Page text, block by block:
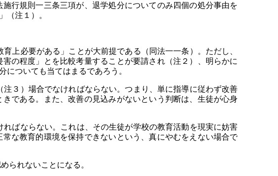
行規則一三条三項が、退学処分についてのみ四個の処分事由を
（注１）。
上必要がある」ことが大前提である（同法一一条）。ただし、
の程度」とを比較考量することが要請され（注２）、明らかに
ついても当てはまるであろう。
３）場合でなければならない。つまり、単に指導に従わず改善
である。また、改善の見込みがないという判断は、生徒が心身
ばならない。これは、その生徒が学校の教育活動を現実に妨害
な教育的環境を保持できないという、真にやむをえない場合で
られないことになる。